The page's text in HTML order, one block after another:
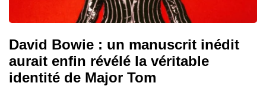
David Bowie : un manuscrit inédit
aurait enfin révélé la véritable
identité de Major Tom